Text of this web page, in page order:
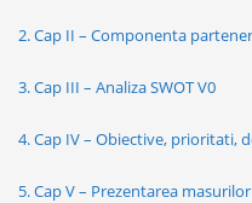
2. Cap II – Componenta
3. Cap III – Analiza SWOT V0
4. Cap IV – Obiective, prioritati,
5. Cap V – Prezentarea